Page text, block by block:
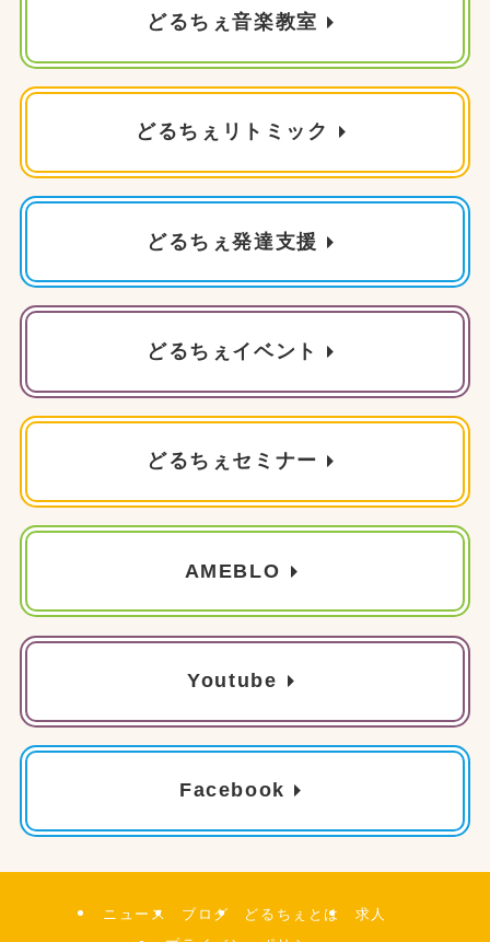
どるちぇ音楽教室
どるちぇリトミック
どるちぇ発達支援
どるちぇイベント
どるちぇセミナー
AMEBLO
Youtube
Facebook
ニュース ブログ どるちぇとは
求人